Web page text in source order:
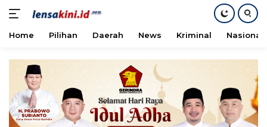
konten
Home Pilihan Daerah News Kriminal Nasional